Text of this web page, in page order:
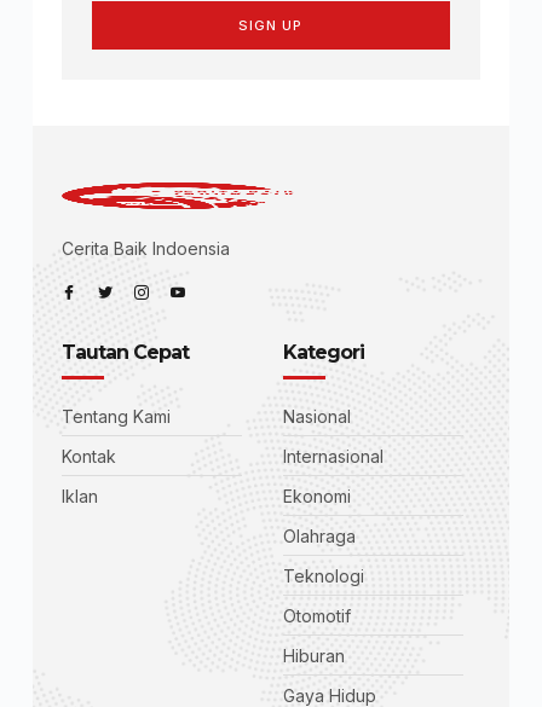
SIGN UP
Cerita Baik Indoensia
Tautan Cepat
Tentang Kami
Kontak
Iklan
Kategori
Nasional
Internasional
Ekonomi
Olahraga
Teknologi
Otomotif
Hiburan
Gaya Hidup